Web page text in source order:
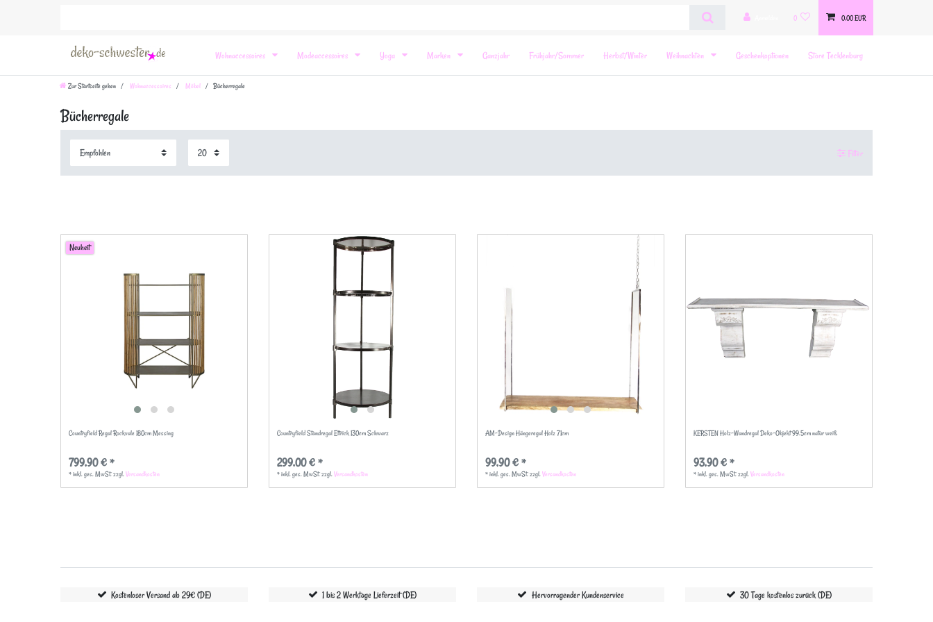
0 0,00 EUR
Wohnaccessoires Modeaccessoires Yoga Marken Ganzjahr Frühjahr/Sommer Herbst/Winter Weihnachten Geschenkoptionen Store Tecklenburg
Zur Startseite gehen Wohnaccessoires Möbel Bücherregale
Bücherregale
Filter
Neuheit
Countryfield Regal Rockvale 180cm Messing
799,90 € *
*inkl. ges. MwSt.zzgl.Versandkosten
Countryfield Standregal Ettrick 130cm Schwarz
299,00 € *
*inkl. ges. MwSt.zzgl.Versandkosten
AM-Design Hängeregal Holz 71cm
99,90 € *
*inkl. ges. MwSt.zzgl.Versandkosten
KERSTEN Holz-Wandregal Deko-Objekt 99.5cm natur weiß
93,90 € *
*inkl. ges. MwSt.zzgl.Versandkosten
Kostenloser Versand ab 29€ (DE) 1 bis 2 Werktage Lieferzeit (DE) Hervorragender Kundenservice 30 Tage kostenlos zurück (DE)